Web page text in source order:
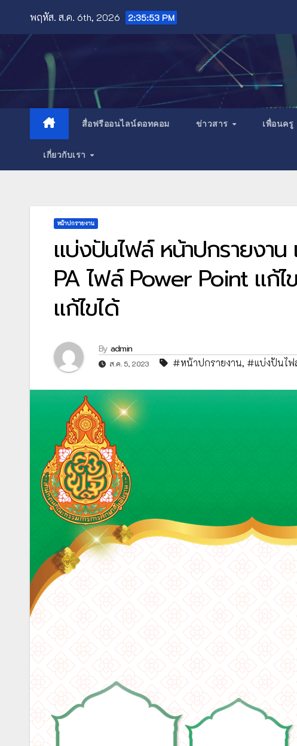
content
พฤหัส. ส.ค. 6th, 2026 2:35:54 PM
สื่อฟรีออนไลน์ดอทคอม ข่าวสาร เพื่อนครู
เกี่ยวกับเรา
หน้าปกรายงาน
แบ่งปันไฟล์ หน้าปกรายงา
PA ไฟล์ Power Point แก้
แก้ไขได้
By admin
ส.ค. 5, 2023 #หน้าปกรายงาน, #แบ่งปันไฟ